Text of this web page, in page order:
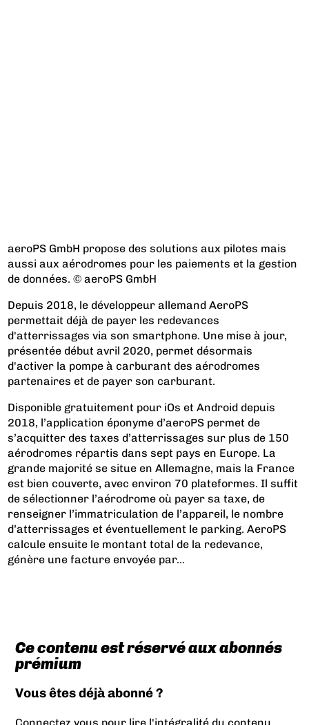
aeroPS GmbH propose des solutions aux pilotes mais
aussi aux aérodromes pour les paiements et la gestion
de données. © aeroPS GmbH
Depuis 2018, le développeur allemand AeroPS
permettait déjà de payer les redevances
d'atterrissages via son smartphone. Une mise à jour,
présentée début avril 2020, permet désormais
d'activer la pompe à carburant des aérodromes
partenaires et de payer son carburant.
Disponible gratuitement pour iOs et Android depuis
2018, l’application éponyme d’aeroPS permet de
s’acquitter des taxes d’atterrissages sur plus de 150
aérodromes répartis dans sept pays en Europe. La
grande majorité se situe en Allemagne, mais la France
est bien couverte, avec environ 70 plateformes. Il suffit
de sélectionner l’aérodrome où payer sa taxe, de
renseigner l’immatriculation de l’appareil, le nombre
d’atterrissages et éventuellement le parking. AeroPS
calcule ensuite le montant total de la redevance,
génère une facture envoyée par...
Ce contenu est réservé aux abonnés
prémium
Vous êtes déjà abonné ?